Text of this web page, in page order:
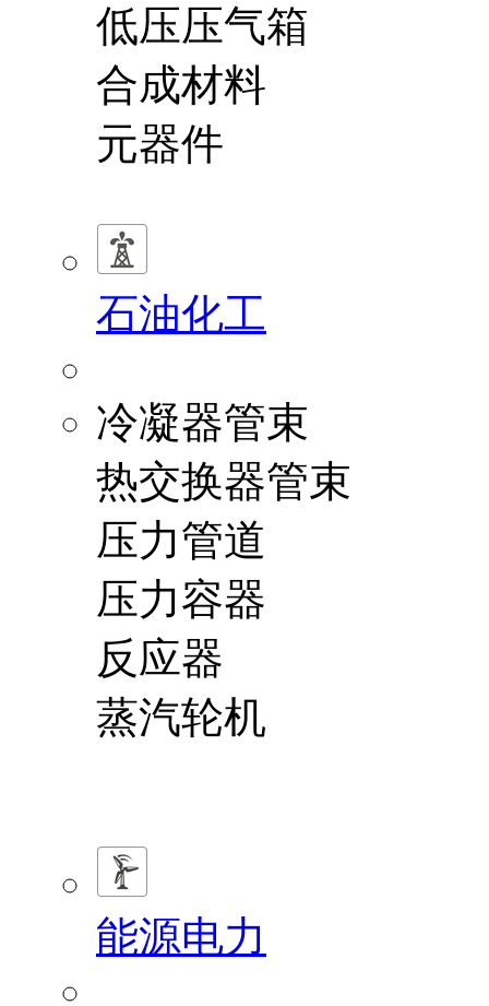
低压压气箱
合成材料
元器件
石油化工
冷凝器管束
热交换器管束
压力管道
压力容器
反应器
蒸汽轮机
能源电力